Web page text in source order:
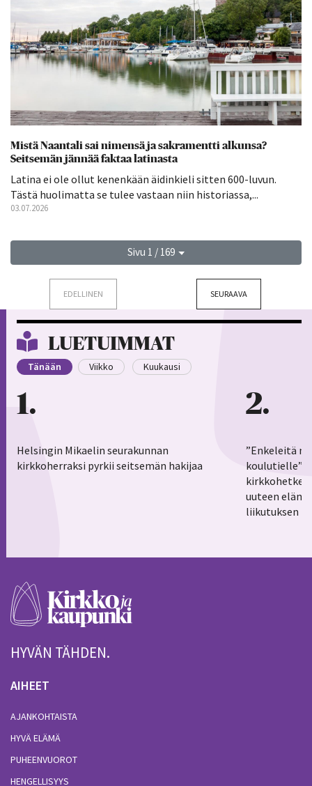
Mistä Naantali sai nimensä ja sakramentti alkunsa?
Seitsemän jännää faktaa latinasta
Latina ei ole ollut kenenkään äidinkieli sitten 600-luvun.
Tästä huolimatta se tulee vastaan niin historiassa,...
03.07.2026
Sivu 1 / 169
EDELLINEN SEURAAVA
LUETUIMMAT
Tänään Viikko Kuukausi
1
Helsingin Mikaelin seurakunnan
kirkkoherraksi pyrkii seitsemän hakijaa
2
”Enkeleitä
koulutielle”–
uuteen
liikutuksen
HYVÄN TÄHDEN.
AIHEET
AJANKOHTAISTA
HYVÄ ELÄMÄ
PUHEENVUOROT
HENGELLISYYS